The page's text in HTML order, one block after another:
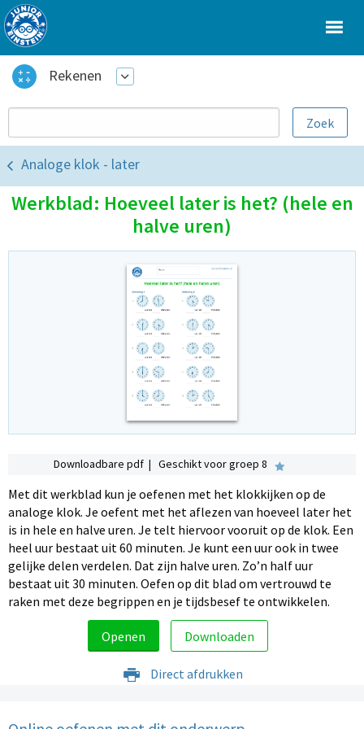
Rekenen
Analoge klok - later
Werkblad: Hoeveel later is het? (hele en
halve uren)
Downloadbare pdf | Geschikt voor groep 8
Met dit werkblad kun je oefenen met het klokkijken op de
analoge klok. Je oefent met het aflezen van hoeveel later het
is in hele en halve uren. Je telt hiervoor vooruit op de klok. Een
heel uur bestaat uit 60 minuten. Je kunt een uur ook in twee
gelijke delen verdelen. Dat zijn halve uren. Zo’n half uur
bestaat uit 30 minuten. Oefen op dit blad om vertrouwd te
raken met deze begrippen en je tijdsbesef te ontwikkelen.
Openen Downloaden
Direct afdrukken